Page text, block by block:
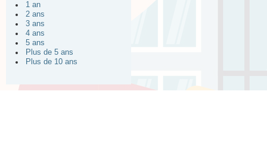
1 an
2 ans
3 ans
4 ans
5 ans
Plus de 5 ans
Plus de 10 ans